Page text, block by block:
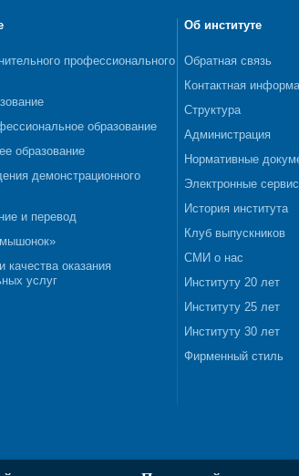
профессионального
образование
образование
демонстрационного
и перевод
качества оказания
услуг
Об институте
Обратная связь
Контактная
Структура
Администрация
Нормативные
Электронные
История института
Клуб выпускников
СМИ о нас
Институту 20 лет
Институту 25 лет
Институту 30 лет
Фирменный стиль